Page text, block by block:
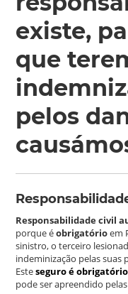
existe,
que
pelos
Responsabilidade civil
porque éobrigatórioem
sinistro, o terceiro
indeminização pelas suas
Esteseguro é obrigatório
pode ser apreendido